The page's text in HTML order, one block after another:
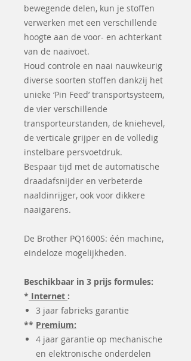
bewegende delen, kun je stoffen
verwerken met een verschillende
hoogte aan de voor- en achterkant
van de naaivoet.
Houd controle en naai nauwkeurig
diverse soorten stoffen dankzij het
unieke ‘Pin Feed’ transportsysteem,
de vier verschillende
transporteurstanden, de kniehevel,
de verticale grijper en de volledig
instelbare persvoetdruk.
Bespaar tijd met de automatische
draadafsnijder en verbeterde
naaldinrijger, ook voor dikkere
naaigarens.
De Brother PQ1600S: één machine,
eindeloze mogelijkheden.
Beschikbaar in 3 prijs formules:
* Internet :
3 jaar fabrieks garantie
** Premium:
4 jaar garantie op mechanische
en elektronische onderdelen